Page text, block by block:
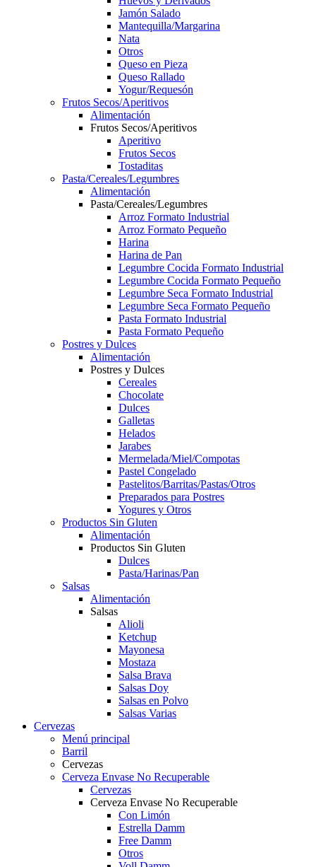
Jamón Salado
Mantequilla/Margarina
Nata
Otros
Queso en Pieza
Queso Rallado
Yogur/Requesón
Frutos Secos/Aperitivos
Alimentación
Frutos Secos/Aperitivos
Aperitivo
Frutos Secos
Tostaditas
Pasta/Cereales/Legumbres
Alimentación
Pasta/Cereales/Legumbres
Arroz Formato Industrial
Arroz Formato Pequeño
Harina
Harina de Pan
Legumbre Cocida Formato Industrial
Legumbre Cocida Formato Pequeño
Legumbre Seca Formato Industrial
Legumbre Seca Formato Pequeño
Pasta Formato Industrial
Pasta Formato Pequeño
Postres y Dulces
Alimentación
Postres y Dulces
Cereales
Chocolate
Dulces
Galletas
Helados
Jarabes
Mermelada/Miel/Compotas
Pastel Congelado
Pastelitos/Barritas/Pastas/Otros
Preparados para Postres
Yogures y Otros
Productos Sin Gluten
Alimentación
Productos Sin Gluten
Dulces
Pasta/Harinas/Pan
Salsas
Alimentación
Salsas
Alioli
Ketchup
Mayonesa
Mostaza
Salsa Brava
Salsas Doy
Salsas en Polvo
Salsas Varias
Cervezas
Menú principal
Barril
Cervezas
Cerveza Envase No Recuperable
Cervezas
Cerveza Envase No Recuperable
Con Limón
Estrella Damm
Free Damm
Otros